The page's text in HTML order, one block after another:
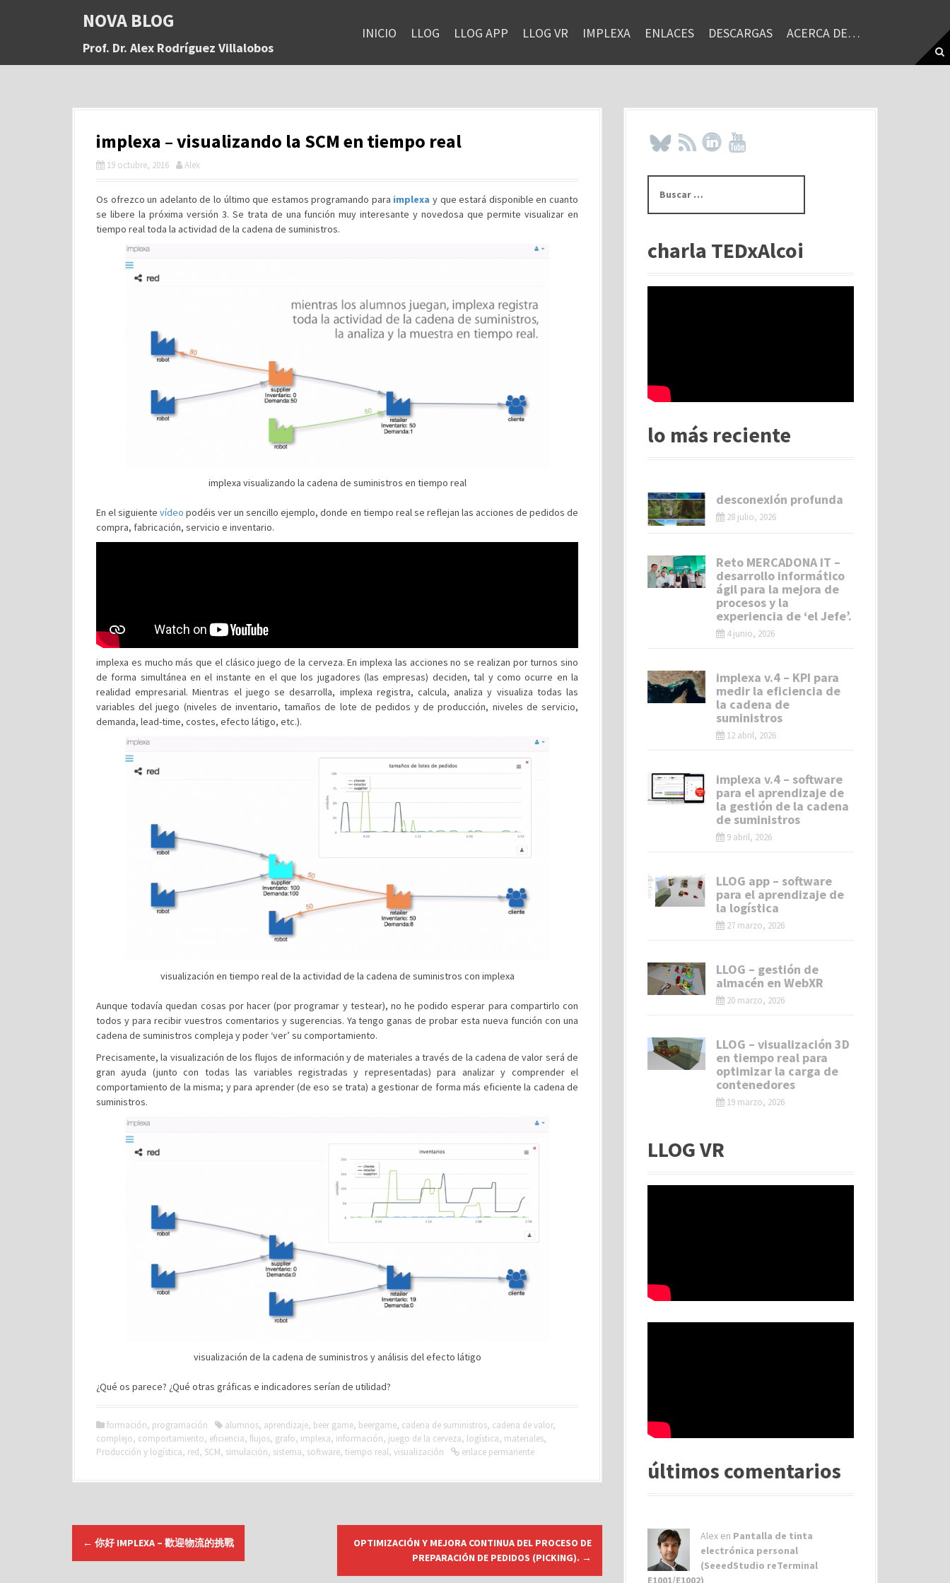
a
NOVA BLOG
Prof. Dr. Alex Rodríguez Villalobos
INICIO LLOG LLOG APP LLOG VR IMPLEXA ENLACES DESCARGAS ACERCA DE…
implexa – visualizando la SCM en tiempo real
19 octubre, 2016 Alex
Os ofrezco un adelanto de lo último que estamos programando para implexa y que estará disponible en cuanto
se libere la próxima versión 3. Se trata de una función muy interesante y novedosa que permite visualizar en
tiempo real toda la actividad de la cadena de suministros.
implexa visualizando la cadena de suministros en tiempo real
En el siguientevídeo podéis ver un sencillo ejemplo, donde en tiempo real se reflejan las acciones de pedidos de
compra, fabricación, servicio e inventario.
implexa es mucho más que el clásico juego de la cerveza. En implexa las acciones no se realizan por turnos sino
de forma simultánea en el instante en el que los jugadores (las empresas) deciden, tal y como ocurre en la
realidad empresarial. Mientras el juego se desarrolla, implexa registra, calcula, analiza y visualiza todas las
variables del juego (niveles de inventario, tamaños de lote de pedidos y de producción, niveles de servicio,
demanda, lead-time, costes, efecto látigo, etc.).
visualización en tiempo real de la actividad de la cadena de suministros con implexa
Aunque todavía quedan cosas por hacer (por programar y testear), no he podido esperar para compartirlo con
todos y para recibir vuestros comentarios y sugerencias. Ya tengo ganas de probar esta nueva función con una
cadena de suministros compleja y poder ‘ver’ su comportamiento.
Precisamente, la visualización de los flujos de información y de materiales a través de la cadena de valor será de
gran ayuda (junto con todas las variables registradas y representadas) para analizar y comprender el
comportamiento de la misma; y para aprender (de eso se trata) a gestionar de forma más eficiente la cadena de
suministros.
visualización de la cadena de suministros y análisis del efecto látigo
¿Qué os parece? ¿Qué otras gráficas e indicadores serían de utilidad?
formación, programación alumnos, aprendizaje, beer game, beergame, cadena de suministros, cadena de valor,
complejo, comportamiento, eficiencia, flujos, grafo, implexa, información, juego de la cerveza, logística, materiales,
Producción y logística, red, SCM, simulación, sistema, software, tiempo real, visualización enlace permanente
← 你好 IMPLEXA – 歡迎物流的挑戰
OPTIMIZACIÓN Y MEJORA CONTINUA DEL PROCESO DE
PREPARACIÓN DE PEDIDOS (PICKING). →
s
rcharla TEDxAlcoi
lo más reciente
desconexión profunda
28 julio, 2026
Reto MERCADONA IT –
desarrollo informático
ágil para la mejora de
procesos y la
experiencia de ‘el Jefe’.
4 junio, 2026
implexa v.4 – KPI para
medir la eficiencia de
la cadena de
suministros
12 abril, 2026
implexa v.4 – software
para el aprendizaje de
la gestión de la cadena
de suministros
9 abril, 2026
LLOG app – software
para el aprendizaje de
la logística
27 marzo, 2026
LLOG – gestión de
almacén en WebXR
20 marzo, 2026
LLOG – visualización 3D
en tiempo real para
optimizar la carga de
contenedores
19 marzo, 2026
LLOG VR
últimos comentarios
Alex en Pantalla de tinta
electrónica personal
(SeeedStudio reTerminal
E1001/E1002)